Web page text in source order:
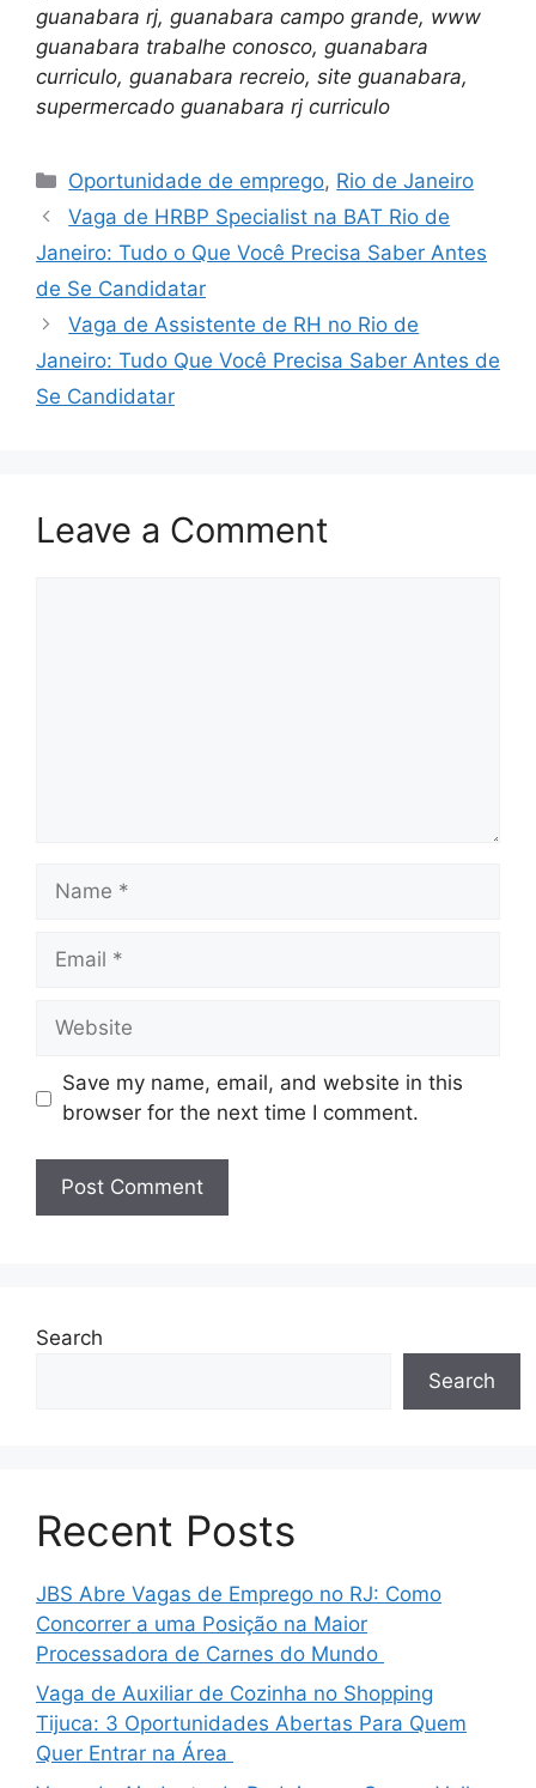
guanabara rj, guanabara campo grande, www
guanabara trabalhe conosco, guanabara
curriculo, guanabara recreio, site guanabara,
supermercado guanabara rj curriculo
Categories
Oportunidade de emprego, Rio de Janeiro
Vaga de HRBP Specialist na BAT Rio de
Janeiro: Tudo o Que Você Precisa Saber Antes
de Se Candidatar
Vaga de Assistente de RH no Rio de
Janeiro: Tudo Que Você Precisa Saber Antes de
Se Candidatar
Leave a Comment
Name
Email
Website
Save my name, email, and website in this
browser for the next time I comment.
Search
Search
Recent Posts
JBS Abre Vagas de Emprego no RJ: Como
Concorrer a uma Posição na Maior
Processadora de Carnes do Mundo
Vaga de Auxiliar de Cozinha no Shopping
Tijuca: 3 Oportunidades Abertas Para Quem
Quer Entrar na Área